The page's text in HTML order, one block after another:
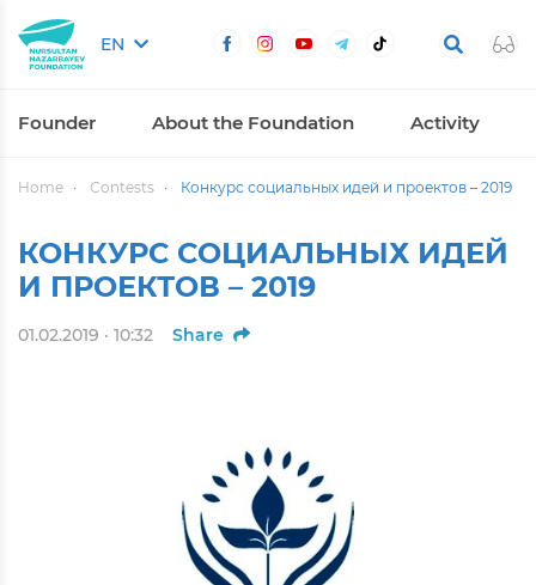
EN
Founder About the Foundation Activity
Home Contests Конкурс социальных идей и проектов – 2019
КОНКУРС СОЦИАЛЬНЫХ ИДЕЙ
И ПРОЕКТОВ – 2019
01.02.2019 · 10:32 Share